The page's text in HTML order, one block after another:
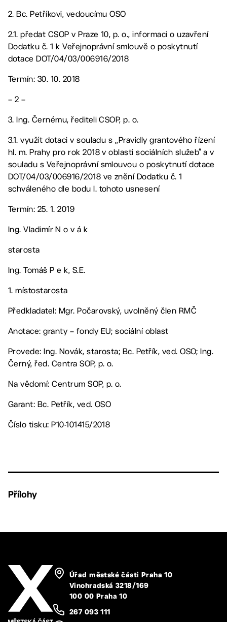
2. Bc. Petříkovi, vedoucímu OSO
2.1. předat CSOP v Praze 10, p. o., informaci o uzavření
Dodatku č. 1 k Veřejnoprávní smlouvě o poskytnutí
dotace DOT/04/03/006916/2018
Termín: 30. 10. 2018
– 2 –
3. Ing. Černému, řediteli CSOP, p. o.
3.1. využít dotaci v souladu s ,,Pravidly grantového řízení
hl. m. Prahy pro rok 2018 v oblasti sociálních služeb“ a v
souladu s Veřejnoprávní smlouvou o poskytnutí dotace
DOT/04/03/006916/2018 ve znění Dodatku č. 1
schváleného dle bodu I. tohoto usnesení
Termín: 25. 1. 2019
Ing. Vladimír N o v á k
starosta
Ing. Tomáš P e k, S.E.
1. místostarosta
Předkladatel: Mgr. Počarovský, uvolněný člen RMČ
Anotace: granty – fondy EU; sociální oblast
Provede: Ing. Novák, starosta; Bc. Petřík, ved. OSO; Ing.
Černý, řed. Centra SOP, p. o.
Na vědomí: Centrum SOP, p. o.
Garant: Bc. Petřík, ved. OSO
Číslo tisku: P10-101415/2018
Přílohy
Úřad městské části Praha 10
Vinohradská 3218/169
100 00 Praha 10
267 093 111